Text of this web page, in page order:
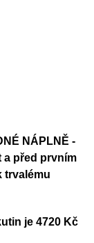
NÁPLNĚ -
a před prvním
trvalému
je 4720 Kč